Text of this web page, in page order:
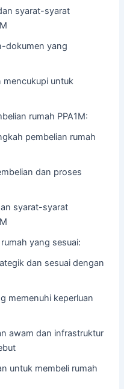
syarat-syarat
dokumen yang
mencukupi untuk
rumah PPA1M:
pembelian rumah
dan proses
syarat-syarat
yang sesuai:
dan sesuai dengan
memenuhi keperluan
awam dan infrastruktur
untuk membeli rumah